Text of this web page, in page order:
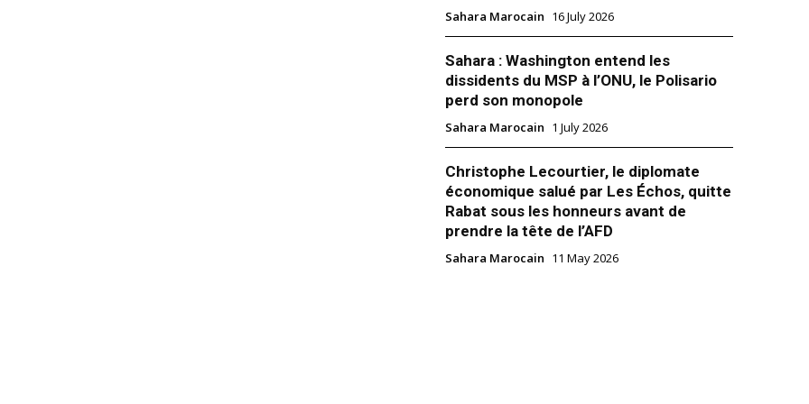
Discours Royal du 11 octobre 2024 : Focus
sur le Sahara et messages stratégiques
Le discours prononcé par le Roi
Mohammed VI à l’ouverture de la session
parlementaire du 11 octobre 2024 marque
un tournant décisif dans le dossier du
Sahara marocain. Alors que de nombreux
sur des questions intérieures, le souverain
Sahara Marocain 16 July 2026
Sahara : Washington entend les
dissidents du MSP à l’ONU, le Polisario
perd son monopole
Sahara Marocain 1 July 2026
Christophe Lecourtier, le diplomate
économique salué par Les Échos, quitte
Rabat sous les honneurs avant de
prendre la tête de l’AFD
Sahara Marocain 11 May 2026